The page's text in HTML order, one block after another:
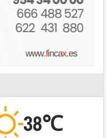
38℃